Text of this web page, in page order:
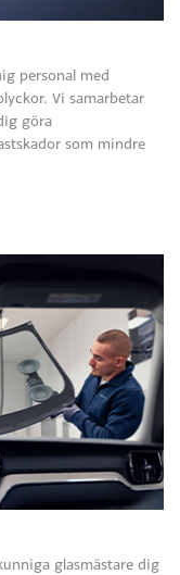
personal med
Vi samarbetar
göra
som mindre
glasmästare dig